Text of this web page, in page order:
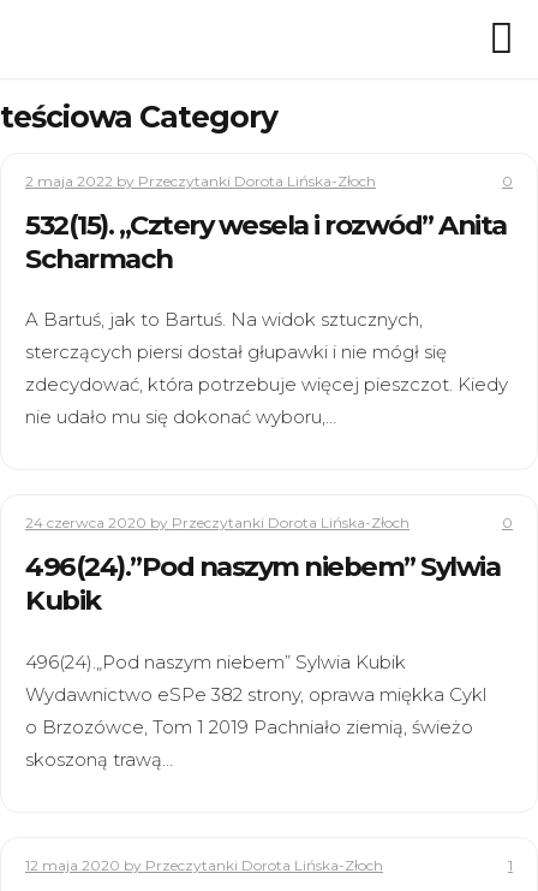
teściowa Category
2 maja 2022 by Przeczytanki Dorota Lińska-Złoch 0
532(15). „Cztery wesela i rozwód” Anita
Scharmach
A Bartuś, jak to Bartuś. Na widok sztucznych,
sterczących piersi dostał głupawki i nie mógł się
zdecydować, która potrzebuje więcej pieszczot. Kiedy
nie udało mu się dokonać wyboru,…
24 czerwca 2020 by Przeczytanki Dorota Lińska-Złoch 0
496(24).”Pod naszym niebem” Sylwia
Kubik
496(24).„Pod naszym niebem” Sylwia Kubik
Wydawnictwo eSPe 382 strony, oprawa miękka Cykl
o Brzozówce, Tom 1 2019 Pachniało ziemią, świeżo
skoszoną trawą…
12 maja 2020 by Przeczytanki Dorota Lińska-Złoch 1